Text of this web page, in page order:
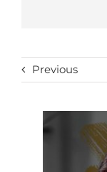
Previous